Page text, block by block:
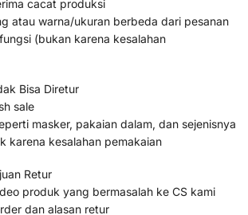
cacat produksi
atau warna/ukuran berbeda dari pesanan
(bukan karena kesalahan
Bisa Diretur
sale
masker, pakaian dalam, dan sejenisnya
karena kesalahan pemakaian
Retur
produk yang bermasalah ke CS kami
dan alasan retur